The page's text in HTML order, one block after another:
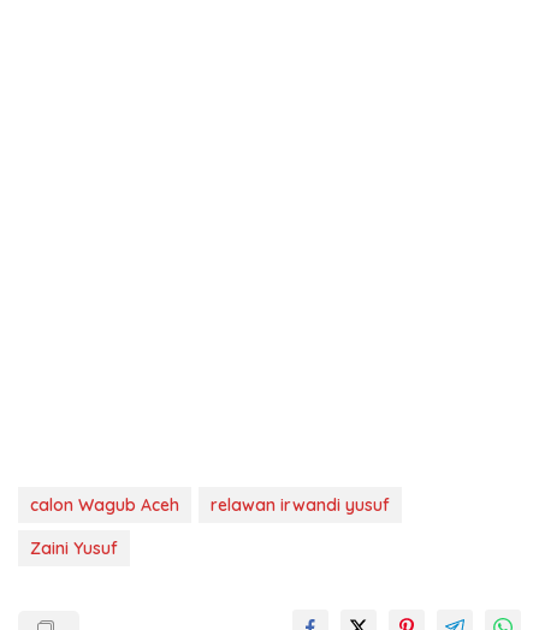
calon Wagub Aceh
relawan irwandi yusuf
Zaini Yusuf